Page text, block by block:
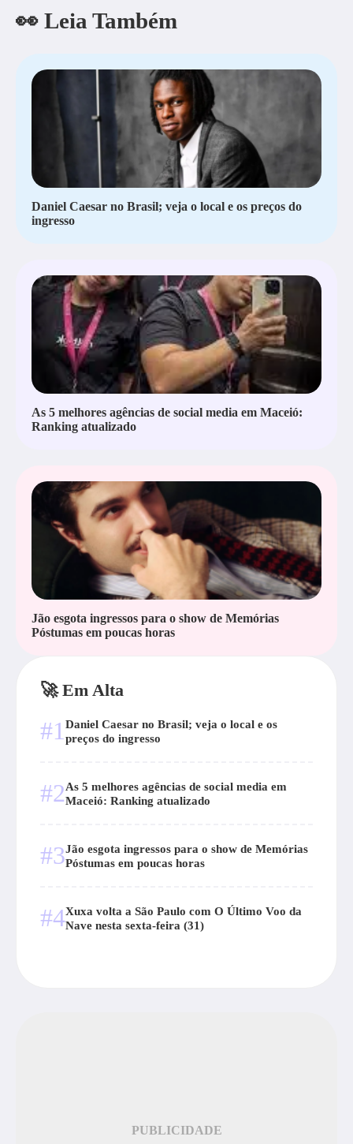
👀 Leia Também
Daniel Caesar no Brasil; veja o local e os preços do
ingresso
As 5 melhores agências de social media em Maceió:
Ranking atualizado
Jão esgota ingressos para o show de Memórias
Póstumas em poucas horas
🚀 Em Alta
#1 Daniel Caesar no Brasil; veja o local e os
preços do ingresso
#2As 5 melhores agências de social media em
Maceió: Ranking atualizado
#3Jão esgota ingressos para o show de Memórias
Póstumas em poucas horas
#4Xuxa volta a São Paulo com O Último Voo da
Nave nesta sexta-feira (31)
PUBLICIDADE